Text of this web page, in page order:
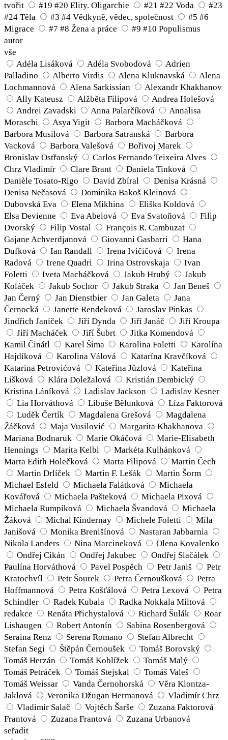
tvořit
#19 #20 Elity. Oligarchie #21 #22 Voda
#23
#24 Těla
#3 #4 Vědkyně, vědec, společnost
#5 #6
Migrace
#7 #8 Žena a práce
#9 #10 Populismus
autor
vše
Adéla Lisáková
Adéla Svobodová
Adrien
Palladino
Alberto Virdis Alena Kluknavská
Alena
Lochmannová
Alena Sarkissian
Alexandr Khakhanov
Ally Kateusz
Alžběta Filipová
Andrea Holešová
Andrei Zavadski
Anna Palarčíková
Annalisa
Moraschi
Asya Yigit
Barbora Macháčková
Barbora Musilová
Barbora Satranská
Barbora
Vacková
Barbora Valešová
Bořivoj Marek
Bronislav Ostřanský
Carlos Fernando Teixeira Alves
Chrz Vladimír
Clare Brant
Daniela Tinková
Danièle Tosato-Rigo
David Zbíral
Denisa Krásná
Denisa Nečasová
Dominika Bakoš Kleinová
Dubovská Eva
Elena Mikhina
Eliška Koldová
Elsa Devienne
Eva Abelová Eva Svatoňová
Filip
Dvorský
Filip Vostal
François R. Cambuzat
Gajane Achverdjanová
Giovanni Gasbarri
Hana
Dufková
Ian Randall Irena Ivičičová
Irena
Radová
Irene Quadri Irina Ostrovskaja
Ivan
Foletti
Iveta Macháčková Jakub Hrubý
Jakub
Koláček
Jakub Sochor Jakub Straka
Jan Beneš
Jan Černý
Jan Dienstbier Jan Galeta
Jana
Černocká
Janette Rendeková
Jaroslav Pinkas
Jindřich Janíček
Jiří Dynda Jiří Janáč
Jiří Kroupa
Jiří Macháček
Jiří Šubrt
Jitka Komendová
Kamil Činátl
Karel Šima Karolina Foletti
Karolína
Hajdíková
Karolina Válová
Katarína Kravčíková
Katarina Petrovićová
Kateřina Jůzlová
Kateřina
Lišková
Klára Doležalová
Kristián Dembický
Kristina Láníková
Ladislav Jackson
Ladislav Kesner
Lia Horváthová
Libuše Bělunková
Líza Faktorová
Luděk Čertík
Magdalena Grešová
Magdalena
Žáčková
Maja Vusilović
Margarita Khakhanova
Mariana Bodnaruk
Marie Okáčová
Marie-Elisabeth
Hennings
Marita Kelbl
Markéta Kulhánková
Marta Edith Holečková
Marta Filipová
Martin Čech
Martin Drlíček
Martin F. Lešák
Martin Šorm
Michael Esfeld
Michaela Falátková
Michaela
Kovářová
Michaela Pašteková
Michaela Pixová
Michaela Rumpíková
Michaela Švandová
Michaela
Žáková
Michal Kindernay Michele Foletti
Míla
Janišová
Monika Brenišínová
Nastaran Jabbarnia
Nikola Landers
Nina Marcineková
Olena Kovalenko
Ondřej Cikán
Ondřej Jakubec
Ondřej Slačálek
Paulína Horváthová
Pavel Pospěch Petr Janiš
Petr
Kratochvíl
Petr Šourek Petra Černoušková
Petra
Hoffmannová
Petra Košťálová Petra Lexová
Petra
Schindler
Radek Kubala
Radka Nokkala Miltová
redakce
Renáta Přichystalová Richard Šulák
Roar
Lishaugen
Robert Antonín
Sabina Rosenbergová
Seraina Renz
Serena Romano
Stefan Albrecht
Stefan Segi
Štěpán Černoušek
Tomáš Borovský
Tomáš Herzán
Tomáš Koblížek
Tomáš Malý
Tomáš Petráček
Tomáš Stejskal
Tomáš Valeš
Tomáš Weissar
Vanda Černohorská
Věra Klontza-
Jaklová
Veronika Džugan Hermanová
Vladimír Chrz
Vladimír Salač
Vojtěch Šarše
Zuzana Faktorová
Frantová
Zuzana Frantová
Zuzana Urbanová
seřadit